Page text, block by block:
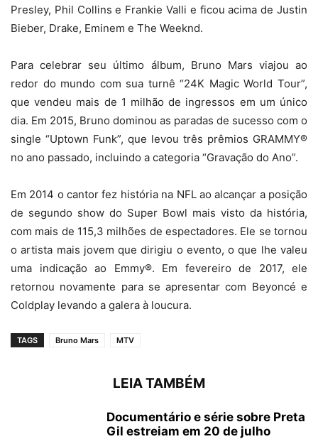
Presley, Phil Collins e Frankie Valli e ficou acima de Justin
Bieber, Drake, Eminem e The Weeknd.
Para celebrar seu último álbum, Bruno Mars viajou ao
redor do mundo com sua turnê “24K Magic World Tour”,
que vendeu mais de 1 milhão de ingressos em um único
dia. Em 2015, Bruno dominou as paradas de sucesso com o
single “Uptown Funk”, que levou três prêmios GRAMMY®
no ano passado, incluindo a categoria “Gravação do Ano”.
Em 2014 o cantor fez história na NFL ao alcançar a posição
de segundo show do Super Bowl mais visto da história,
com mais de 115,3 milhões de espectadores. Ele se tornou
o artista mais jovem que dirigiu o evento, o que lhe valeu
uma indicação ao Emmy®. Em fevereiro de 2017, ele
retornou novamente para se apresentar com Beyoncé e
Coldplay levando a galera à loucura.
TAGS Bruno Mars MTV
LEIA TAMBÉM
Documentário e série sobre Preta
Gil estreiam em 20 de julho